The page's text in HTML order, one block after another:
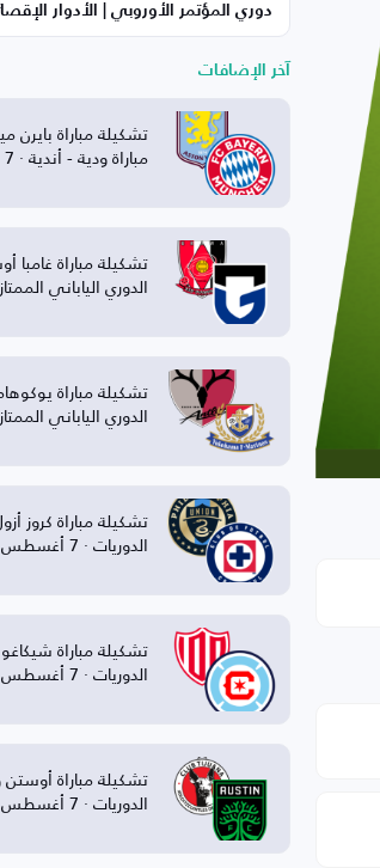
دوري المؤتمر الأوروبي | الأدوار
آخر الإضافات
تشكيلة مباراة بايرن
مباراة ودية - أندية · 7 أغسطس 2026
تشكيلة مباراة غامبا
الدوري الياباني الممتاز · 7 أغسطس
تشكيلة مباراة
الدوري الياباني الممتاز · 7 أغسطس
تشكيلة مباراة كروز
الدوريات · 7 أغسطس 2026
تشكيلة مباراة
الدوريات · 7 أغسطس 2026
تشكيلة مباراة
الدوريات · 7 أغسطس 2026